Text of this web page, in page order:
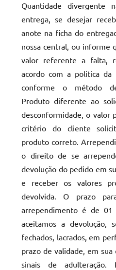
Quantidade divergente
entrega, se desejar
anote na ficha do
nossa central, ou informe
valor referente a falta,
acordo com a politica
conforme o método
Produto diferente ao
desconformidade, o valor
critério do cliente
produto correto.
o direito de se
devolução do pedido em
e receber os valores
devolvida. O prazo
arrependimento é de
aceitamos a devolução,
fechados, lacrados, em
prazo de validade, em
sinais de adulteração.